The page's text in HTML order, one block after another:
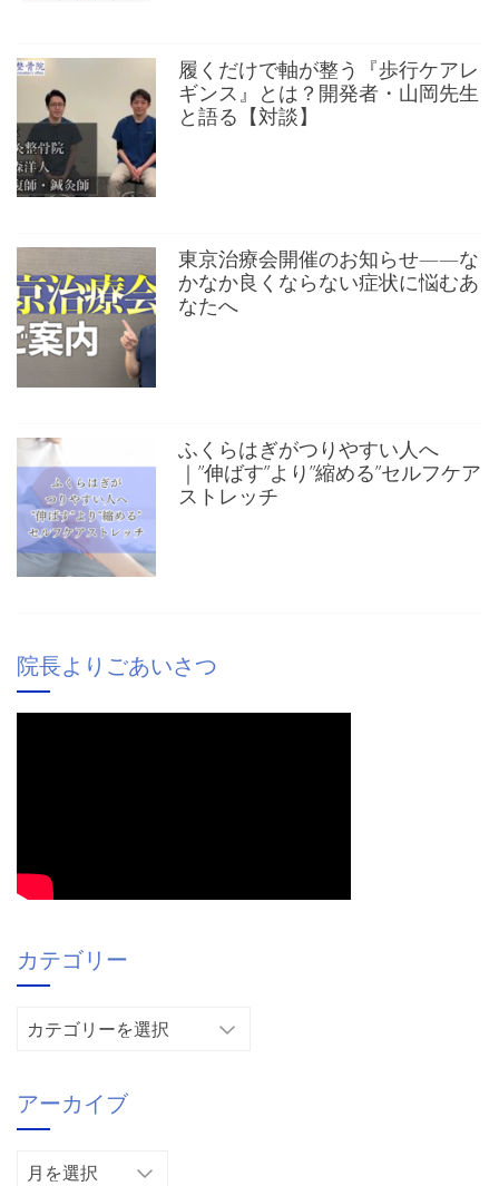
履くだけで軸が整う『歩行ケアレ
ギンス』とは？開発者・山岡先生
と語る【対談】
東京治療会開催のお知らせ——な
かなか良くならない症状に悩むあ
なたへ
ふくらはぎがつりやすい人へ
｜”伸ばす”より”縮める”セルフケア
ストレッチ
院長よりごあいさつ
カテゴリー
リ
ー
アーカイブ
ア